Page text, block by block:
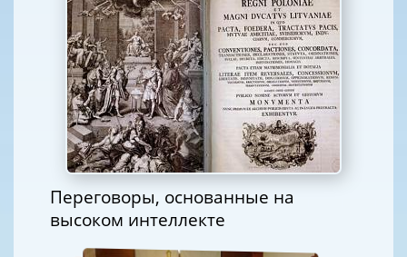
Переговоры, основанные на
высоком интеллекте